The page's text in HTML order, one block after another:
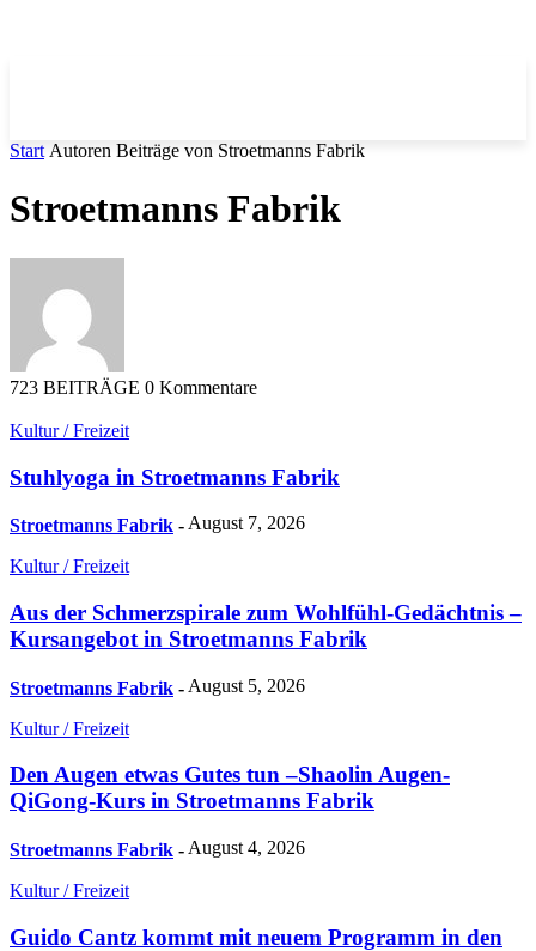
Start Autoren Beiträge von Stroetmanns Fabrik
Stroetmanns Fabrik
723 BEITRÄGE 0 Kommentare
Kultur / Freizeit
Stuhlyoga in Stroetmanns Fabrik
Stroetmanns Fabrik - August 7, 2026
Kultur / Freizeit
Aus der Schmerzspirale zum Wohlfühl-Gedächtnis –
Kursangebot in Stroetmanns Fabrik
Stroetmanns Fabrik - August 5, 2026
Kultur / Freizeit
Den Augen etwas Gutes tun –Shaolin Augen-
QiGong-Kurs in Stroetmanns Fabrik
Stroetmanns Fabrik - August 4, 2026
Kultur / Freizeit
Guido Cantz kommt mit neuem Programm in den